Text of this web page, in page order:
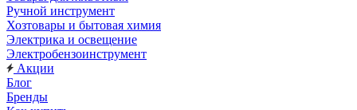
Ручной инструмент
Хозтовары и бытовая химия
Электрика и освещение
Электробензоинструмент
Акции
Блог
Бренды